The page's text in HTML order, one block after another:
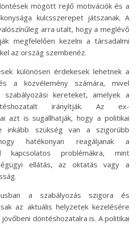
mögött rejlő motivációk és a
kulcsszerepet játszanak. A
arra utalt, hogy a meglévő
megfelelően kezelni a társadalmi
az ország szembenéz.
különösen érdekesek lehetnek a
a közvélemény számára, mivel
szabályozási kereteket, amelyek a
irányítják. Az ex-
azt is sugallhatják, hogy a politikai
inkább szükség van a szigorúbb
hatékonyan reagáljanak a
kapcsolatos problémákra, mint
ellátás, az oktatás vagy a
a szabályozás szigora és
az aktuális helyzetek kezelésére
döntéshozatalra is. A politikai